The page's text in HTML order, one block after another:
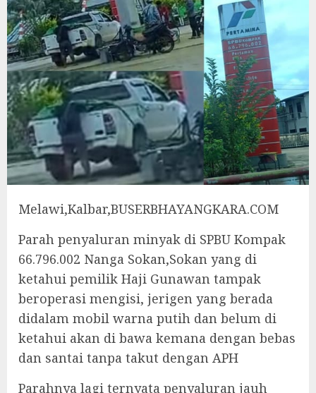
Melawi,Kalbar,BUSERBHAYANGKARA.COM
Parah penyaluran minyak di SPBU Kompak
66.796.002 Nanga Sokan,Sokan yang di
ketahui pemilik Haji Gunawan tampak
beroperasi mengisi, jerigen yang berada
didalam mobil warna putih dan belum di
ketahui akan di bawa kemana dengan bebas
dan santai tanpa takut dengan APH
Parahnya lagi ternyata penyaluran jauh